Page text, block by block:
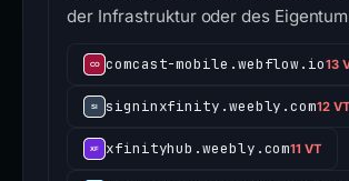
der Infrastruktur oder des
comcast-mobile.webflow.io13
signinxfinity.weebly.com12 VT
xfinityhub.weebly.com11 VT